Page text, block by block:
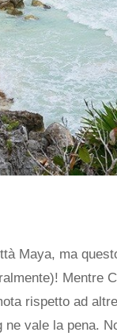
Maya, ma
Mentre
rispetto ad
vale la pena.